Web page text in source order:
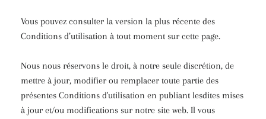
Vous pouvez consulter la version la plus récente des
Conditions d’utilisation à tout moment sur cette page.
Nous nous réservons le droit, à notre seule discrétion, de
mettre à jour, modifier ou remplacer toute partie des
présentes Conditions d'utilisation en publiant lesdites mises
à jour et/ou modifications sur notre site web. Il vous